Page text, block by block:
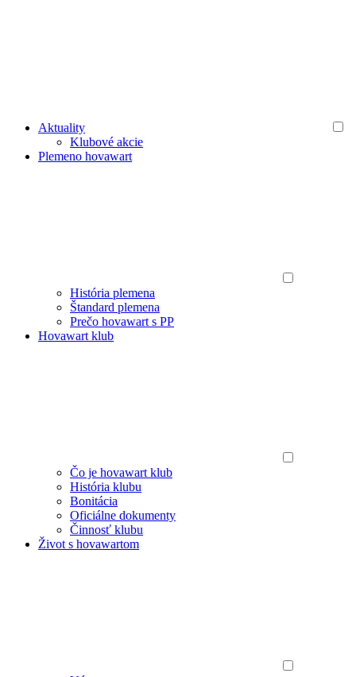
Aktuality
Klubové akcie
Plemeno hovawart
História plemena
Štandard plemena
Prečo hovawart s PP
Hovawart klub
Čo je hovawart klub
História klubu
Bonitácia
Oficiálne dokumenty
Činnosť klubu
Život s hovawartom